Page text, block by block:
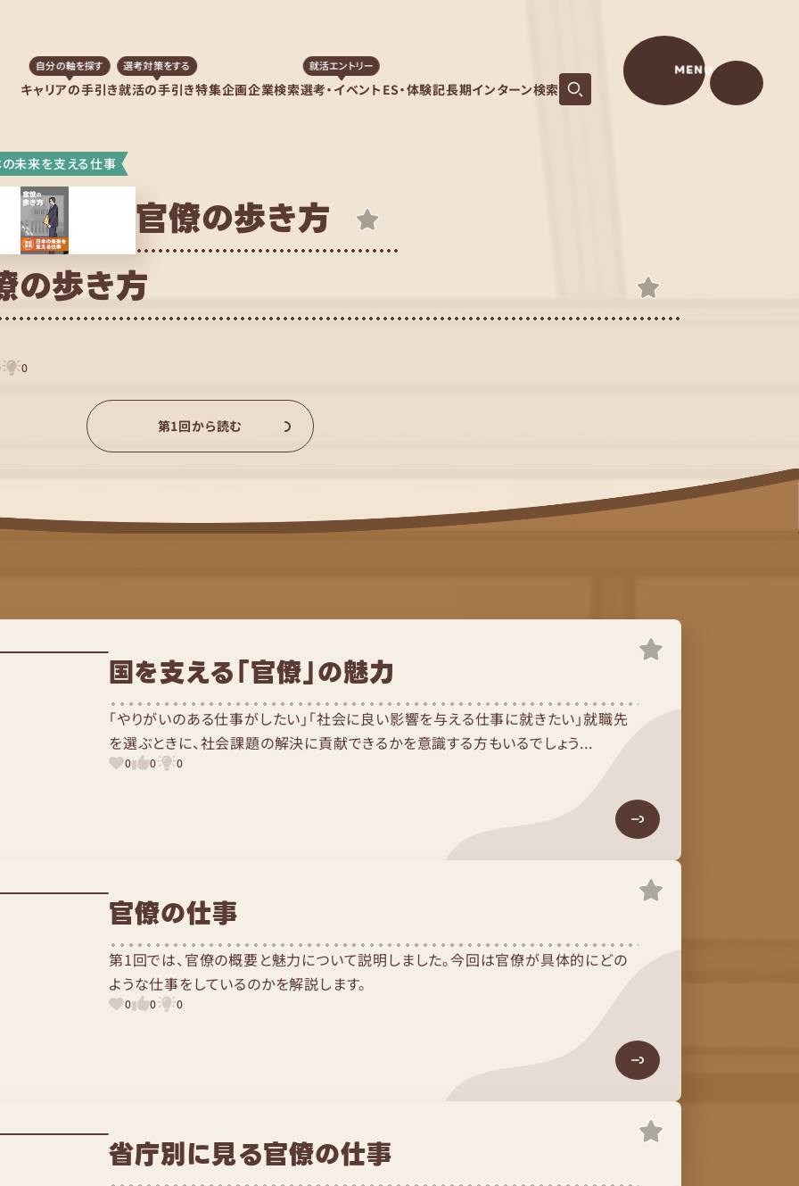
キャリアの手引き
自分の軸を探す
就活の手引き
選考対策をする
特集企画企業検索選考・イベント
就活エントリー
ES・体験記長期インターン検索
MENU
未来を支える仕事
官僚の歩き方
の歩き方
0
第1回から読む
国を支える「官僚」の魅力
「やりがいのある仕事がしたい」「社会に良い影響を与える仕事に就きたい」就職先
を選ぶときに、社会課題の解決に貢献できるかを意識する方もいるでしょう...
0 0 0
官僚の仕事
第1回では、官僚の概要と魅力について説明しました。今回は官僚が具体的にどの
ような仕事をしているのかを解説します。
0 0 0
省庁別に見る官僚の仕事